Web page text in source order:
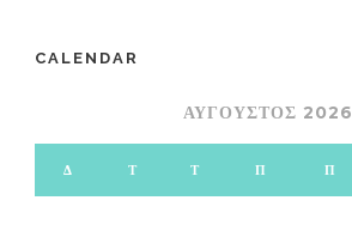
CALENDAR
ΑΎΓΟΥΣΤΟΣ 2026
Δ Τ Τ Π Π